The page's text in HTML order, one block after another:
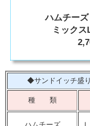
ハムチー
ミック
◆サンドイッチ盛
種 類